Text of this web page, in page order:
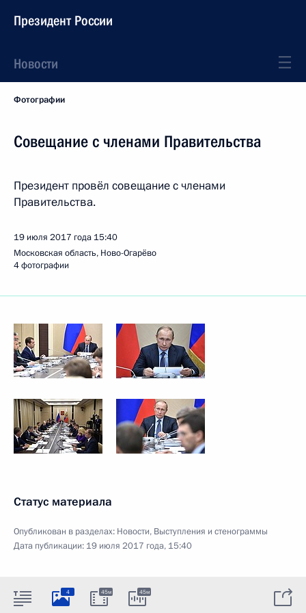
Президент России
Новости
Фотографии
Совещание с членами Правительства
Президент провёл совещание с членами
Правительства.
19 июля 2017 года 15:40
Московская область, Ново-Огарёво
4 фотографии
Статус материала
Опубликован в разделах: Новости, Выступления и стенограммы
Дата публикации: 19 июля 2017 года, 15:40
4 45м 45м